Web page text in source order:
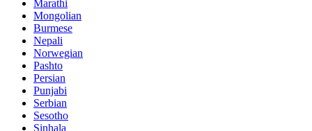
Marathi
Mongolian
Burmese
Nepali
Norwegian
Pashto
Persian
Punjabi
Serbian
Sesotho
Sinhala